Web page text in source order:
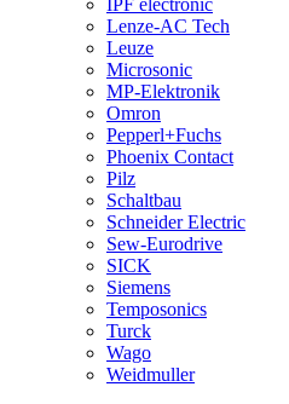
IPF electronic
Lenze-AC Tech
Leuze
Microsonic
MP-Elektronik
Omron
Pepperl+Fuchs
Phoenix Contact
Pilz
Schaltbau
Schneider Electric
Sew-Eurodrive
SICK
Siemens
Temposonics
Turck
Wago
Weidmuller